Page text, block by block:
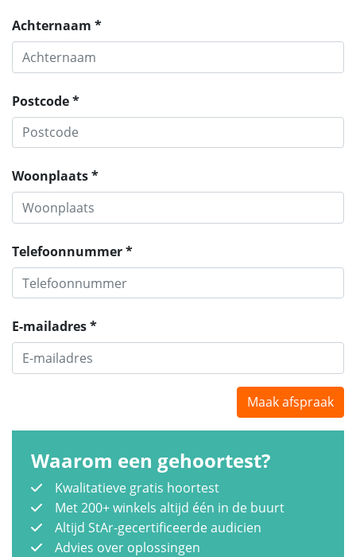
Achternaam *
Postcode *
Woonplaats *
Telefoonnummer *
E-mailadres *
Maak afspraak
Waarom een gehoortest?
Kwalitatieve gratis hoortest
Met 200+ winkels altijd één in de buurt
Altijd StAr-gecertificeerde audicien
Advies over oplossingen